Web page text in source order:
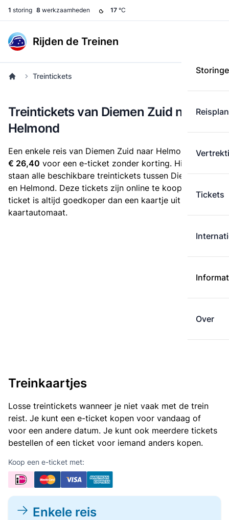
1 storing 8 werkzaamheden 17 °C
Rijden de Treinen
Tickets
Over
Treintickets
Treintickets van Diemen Zuid naar
Helmond
Een enkele reis van Diemen Zuid naar Helmond kost
€ 26,40 voor een e-ticket zonder korting. Hieronder
staan alle beschikbare treintickets tussen Diemen Zuid
en Helmond. Deze tickets zijn online te koop. Een e-
ticket is altijd goedkoper dan een kaartje uit de
kaartautomaat.
Treinkaartjes
Losse treintickets wanneer je niet vaak met de trein
reist. Je kunt een e-ticket kopen voor vandaag of
voor een andere datum. Je kunt ook meerdere tickets
bestellen of een ticket voor iemand anders kopen.
Koop een e-ticket met:
Enkele reis